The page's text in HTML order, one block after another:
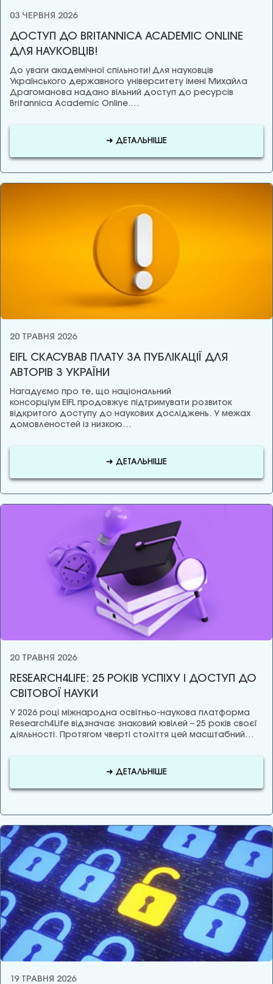
03 ЧЕРВНЯ 2026
ДОСТУП ДО BRITANNICA ACADEMIC ONLINE
ДЛЯ НАУКОВЦІВ!
До уваги академічної спільноти! Для науковців
Українського державного університету імені Михайла
Драгоманова надано вільний доступ до ресурсів
Britannica Academic Online.…
➜ ДЕТАЛЬНІШЕ
20 ТРАВНЯ 2026
EIFL СКАСУВАВ ПЛАТУ ЗА ПУБЛІКАЦІЇ ДЛЯ
АВТОРІВ З УКРАЇНИ
Нагадуємо про те, що національний
консорціум EIFL продовжує підтримувати розвиток
відкритого доступу до наукових досліджень. У межах
домовленостей із низкою…
➜ ДЕТАЛЬНІШЕ
20 ТРАВНЯ 2026
RESEARCH4LIFE: 25 РОКІВ УСПІХУ І ДОСТУП ДО
СВІТОВОЇ НАУКИ
У 2026 році міжнародна освітньо-наукова платформа
Research4Life відзначає знаковий ювілей – 25 років своєї
діяльності. Протягом чверті століття цей масштабний…
➜ ДЕТАЛЬНІШЕ
19 ТРАВНЯ 2026